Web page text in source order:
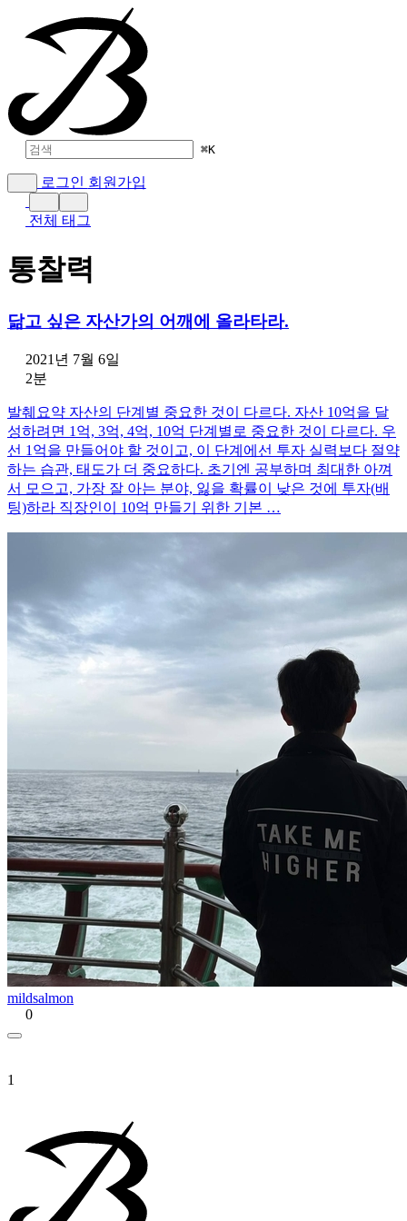
⌘K
로그인 회원가입
전체 태그
통찰력
닮고 싶은 자산가의 어깨에 올라타라.
2021년 7월 6일
2분
발췌요약 자산의 단계별 중요한 것이 다르다. 자산 10억을 달
성하려면 1억, 3억, 4억, 10억 단계별로 중요한 것이 다르다. 우
선 1억을 만들어야 할 것이고, 이 단계에선 투자 실력보다 절약
하는 습관, 태도가 더 중요하다. 초기엔 공부하며 최대한 아껴
서 모으고, 가장 잘 아는 분야, 잃을 확률이 낮은 것에 투자(배
팅)하라 직장인이 10억 만들기 위한 기본 …
mildsalmon
0
1